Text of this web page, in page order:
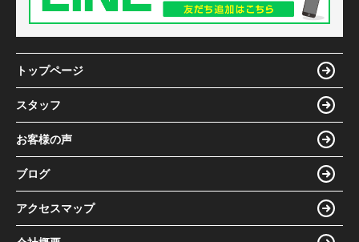
トップページ
スタッフ
お客様の声
ブログ
アクセスマップ